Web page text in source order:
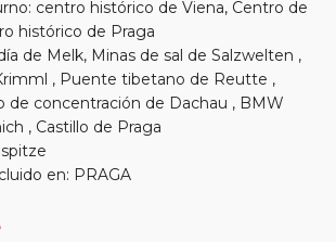
centro histórico de Viena, Centro de
histórico de Praga
de Melk, Minas de sal de Salzwelten ,
, Puente tibetano de Reutte ,
de concentración de Dachau , BMW
, Castillo de Praga
en: PRAGA